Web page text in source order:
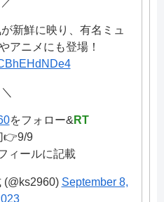
新鮮に映り、有名ミュ
アニメにも登場！
＼
をフォロー& RT
👉9/9
ィールに記載
September 8,